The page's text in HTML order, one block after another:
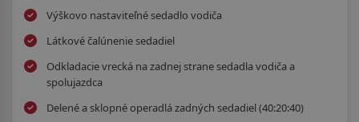
Výškovo nastaviteľné sedadlo vodiča
Látkové čalúnenie sedadiel
Odkladacie vrecká na zadnej strane sedadla vodiča a
spolujazdca
Delené a sklopné operadlá zadných sedadiel (40:20:40)